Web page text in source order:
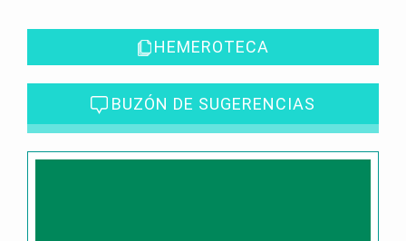
HEMEROTECA
BUZÓN DE SUGERENCIAS